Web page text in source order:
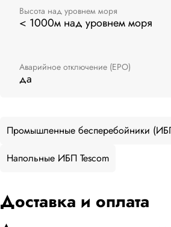
Высота над уровнем моря
< 1000м над уровнем моря
Аварийное отключение (EPO)
да
Промышленные бесперебойники
Напольные ИБП Tescom
Доставка и оплата